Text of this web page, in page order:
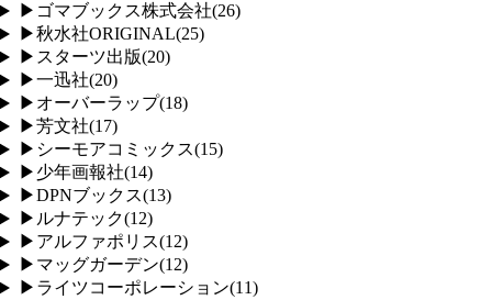
▶ ゴマブックス株式会社(26)
▶秋水社ORIGINAL(25)
▶ スターツ出版(20)
▶一迅社(20)
▶ オーバーラップ(18)
▶芳文社(17)
▶ シーモアコミックス(15)
▶ 少年画報社(14)
▶DPNブックス(13)
▶ ルナテック(12)
▶ アルファポリス(12)
▶ マッグガーデン(12)
▶ ライツコーポレーション(11)